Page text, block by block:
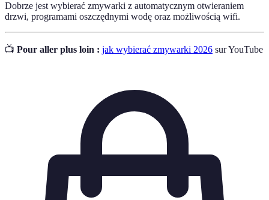
Dobrze jest wybierać zmywarki z automatycznym otwieraniem
drzwi, programami oszczędnymi wodę oraz możliwością wifi.
📺 Pour aller plus loin : jak wybierać zmywarki 2026 sur YouTube